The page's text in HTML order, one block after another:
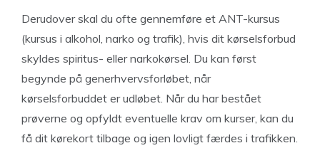
Derudover skal du ofte gennemføre et ANT-kursus
(kursus i alkohol, narko og trafik), hvis dit kørselsforbud
skyldes spiritus- eller narkokørsel. Du kan først
begynde på generhvervsforløbet, når
kørselsforbuddet er udløbet. Når du har bestået
prøverne og opfyldt eventuelle krav om kurser, kan du
få dit kørekort tilbage og igen lovligt færdes i trafikken.